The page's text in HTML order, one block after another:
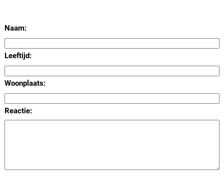
Naam:
Leeftijd:
Woonplaats:
Reactie: